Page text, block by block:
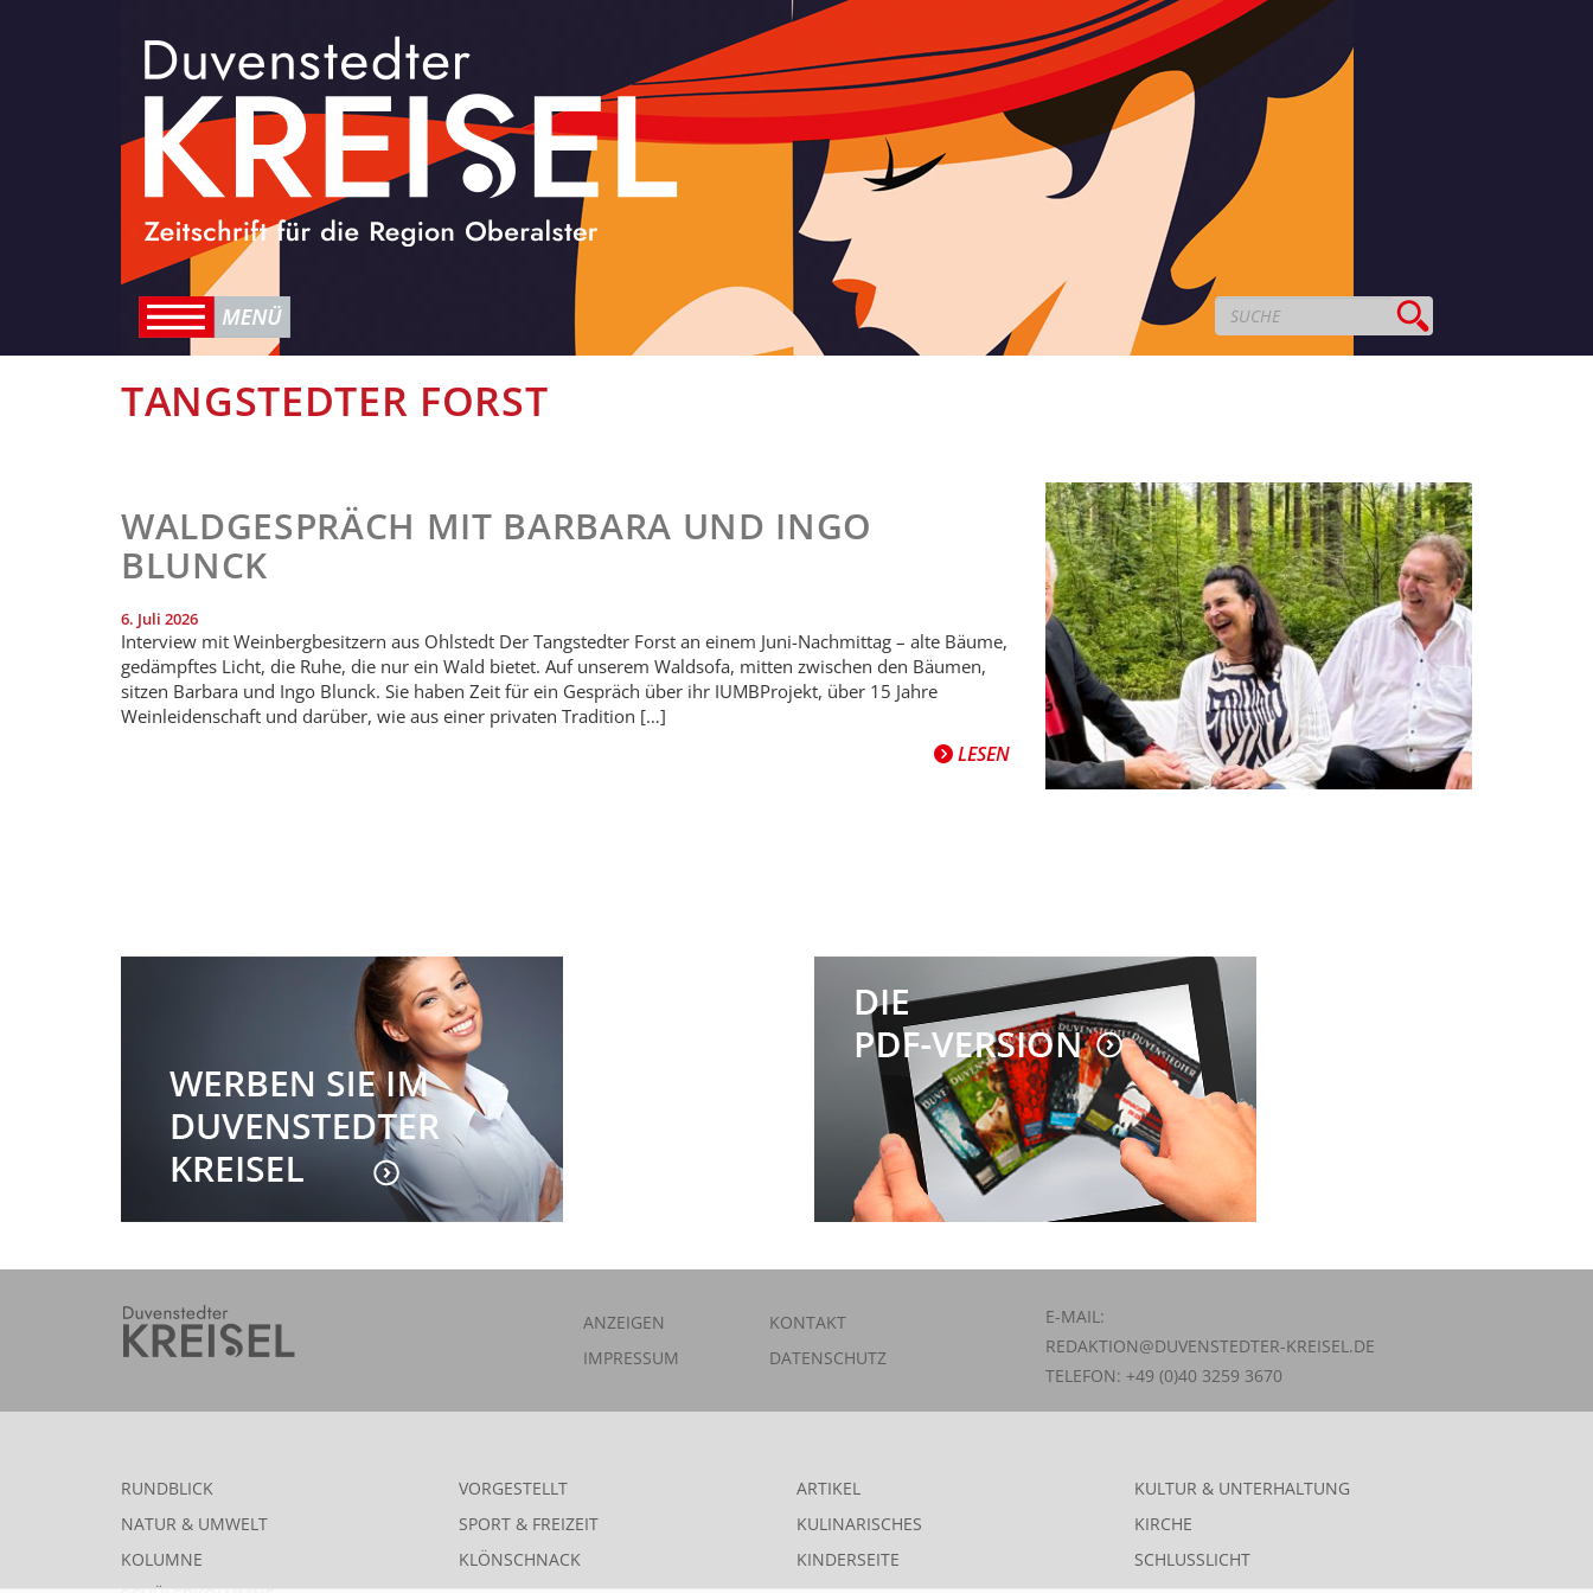
TANGSTEDTER FORST
WALDGESPRÄCH MIT BARBARA UND INGO
BLUNCK
6. Juli 2026
Interview mit Weinbergbesitzern aus Ohlstedt Der Tangstedter Forst an einem Juni-Nachmittag – alte Bäume,
gedämpftes Licht, die Ruhe, die nur ein Wald bietet. Auf unserem Waldsofa, mitten zwischen den Bäumen,
sitzen Barbara und Ingo Blunck. Sie haben Zeit für ein Gespräch über ihr IUMBProjekt, über 15 Jahre
Weinleidenschaft und darüber, wie aus einer privaten Tradition […]
LESEN
ANZEIGEN
KONTAKT
IMPRESSUM
DATENSCHUTZ
E-MAIL:
REDAKTION@DUVENSTEDTER-KREISEL.DE
TELEFON: +49 (0)40 3259 3670
RUNDBLICK VORGESTELLT ARTIKEL
KULTUR & UNTERHALTUNG
NATUR & UMWELT
SPORT & FREIZEIT KULINARISCHES
KIRCHE
KOLUMNE
KLÖNSCHNACK KINDERSEITE
SCHLUSSLICHT